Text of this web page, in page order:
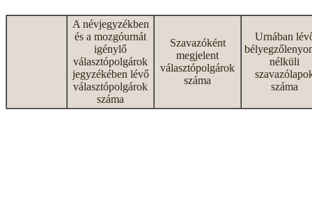
A névjegyzékben
és a mozgóurnát
igénylő
választópolgárok
jegyzékében lévő
választópolgárok
száma
Szavazóként
megjelent
választópolgárok
száma
Urnában
nélküli
száma